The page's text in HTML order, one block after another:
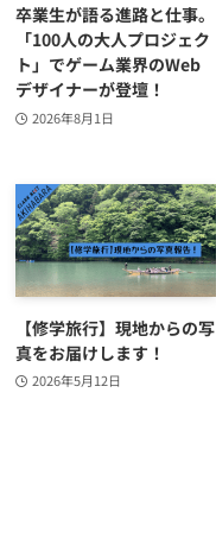
卒業生が語る進路と仕事。
「100人の大人プロジェク
ト」でゲーム業界のWeb
デザイナーが登壇！
2026年8月1日
【修学旅行】現地からの写
真をお届けします！
2026年5月12日